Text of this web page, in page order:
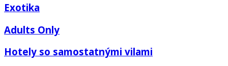
Exotika
Adults Only
Hotely so samostatnými vilami